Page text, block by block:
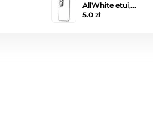
AllWhite etui,…
5.0 zł